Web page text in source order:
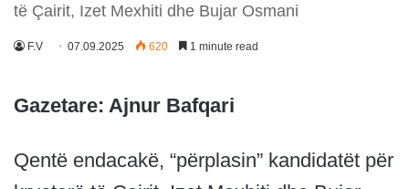
të Çairit, Izet Mexhiti dhe Bujar Osmani
F.V 07.09.2025 620 1 minute read
Gazetare: Ajnur Bafqari
Qentë endacakë, “përplasin” kandidatët për